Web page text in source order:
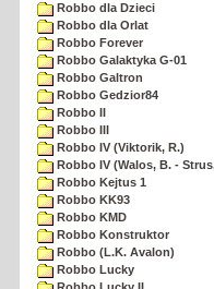
Robbo dla Dzieci
Robbo dla Orlat
Robbo Forever
Robbo Galaktyka G-01
Robbo Galtron
Robbo Gedzior84
Robbo II
Robbo III
Robbo IV (Viktorik, R.)
Robbo IV (Walos, B. -
Robbo Kejtus 1
Robbo KK93
Robbo KMD
Robbo Konstruktor
Robbo (L.K. Avalon)
Robbo Lucky